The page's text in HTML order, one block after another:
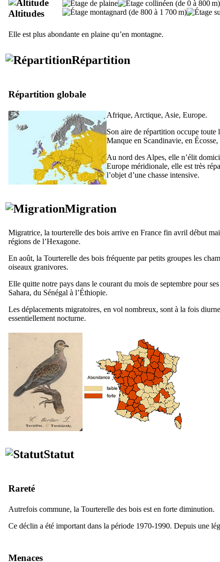
Altitudes
Elle est plus abondante en plaine qu’en montagne.
Répartition
Répartition globale
Afrique, Arctique, Asie, Europe.
Son aire de répartition occupe toute
Manque en Scandinavie, en
Au nord des Alpes, elle n’élit
Europe méridionale, elle est très
l’objet d’une chasse intensive.
Migration
Migratrice, la tourterelle des bois arrive en France fin avril début
régions de l’Hexagone.
En août, la Tourterelle des bois fréquente par petits groupes les
oiseaux granivores.
Elle quitte notre pays dans le courant du mois de septembre pour
Sahara, du Sénégal à l’Éthiopie.
Les déplacements migratoires, en vol nombreux, sont à la fois
essentiellement nocturne.
Statut
Rareté
Autrefois commune, la Tourterelle des bois est en forte diminution.
Ce déclin a été important dans la période 1970-1990. Depuis une
Menaces